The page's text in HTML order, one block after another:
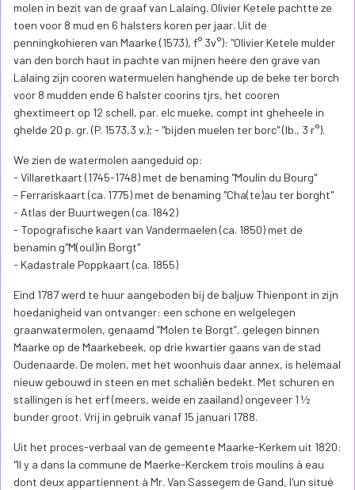
molen in bezit van de graaf van Lalaing. Olivier Ketele pachtte ze
toen voor 8 mud en 6 halsters koren per jaar. Uit de
penningkohieren van Maarke (1573), f° 3v°): "Olivier Ketele mulder
van den borch haut in pachte van mijnen heere den grave van
Lalaing zijn cooren watermuelen hanghende up de beke ter borch
voor 8 mudden ende 6 halster coorins tjrs, het cooren
ghextimeert op 12 schell, par. elc mueke, compt int gheheele in
ghelde 20 p. gr. (P. 1573,3 v.); - "bijden muelen ter borc" (Ib., 3 r°).
We zien de watermolen aangeduid op:
- Villaretkaart (1745-1748) met de benaming "Moulin du Bourg"
- Ferrariskaart (ca. 1775) met de benaming "Cha(te)au ter borght"
- Atlas der Buurtwegen (ca. 1842)
- Topografische kaart van Vandermaelen (ca. 1850) met de
benamin g"M(oul)in Borgt"
- Kadastrale Poppkaart (ca. 1855)
Eind 1787 werd te huur aangeboden bij de baljuw Thienpont in zijn
hoedanigheid van ontvanger: een schone en welgelegen
graanwatermolen, genaamd “Molen te Borgt”, gelegen binnen
Maarke op de Maarkebeek, op drie kwartier gaans van de stad
Oudenaarde. De molen, met het woonhuis daar annex, is helemaal
nieuw gebouwd in steen en met schaliën bedekt. Met schuren en
stallingen is het erf (meers, weide en zaailand) ongeveer 1 ½
bunder groot. Vrij in gebruik vanaf 15 januari 1788.
Uit het proces-verbaal van de gemeente Maarke-Kerkem uit 1820:
"Il y a dans la commune de Maerke-Kerckem trois moulins à eau
dont deux appartiennent à Mr. Van Sassegem de Gand, l'un situé